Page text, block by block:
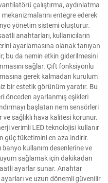
çalıştırma, aydınlatma
entegre ederek
yönetim sistemi oluşturur.
anahtarları, kullanıcıların
ayarlamasına olanak tanıyan
bu da nemin etkin giderilmesini
sağlar. Çift fonksiyonlu
gerek kalmadan kurulum
bir estetik görünüm yaratır. Bu
önceden ayarlanmış eşikleri
başlatan nem sensörleri
sağlıklı hava kalitesi korunur.
verimli LED teknolojisi kullanır
güç tüketimini en aza indirir.
banyo kullanım desenlerine ve
sağlamak için dakikadan
ayarlar sunar. Anahtar
ve uzun dönemli güvenilir